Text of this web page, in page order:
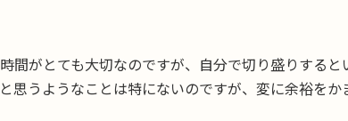
がとても大切なのですが、自分で切り盛りすると
うようなことは特にないのですが、変に余裕をか